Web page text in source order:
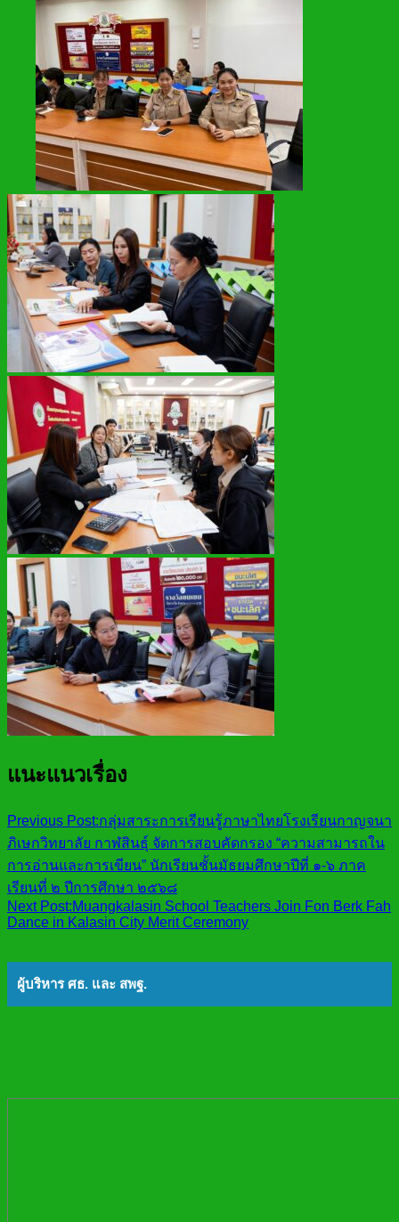
แนะแนวเรื่อง
Previous Post:กลุ่มสาระการเรียนรู้ภาษาไทยโรงเรียนกาญจนา
ภิเษกวิทยาลัย กาฬสินธุ์ จัดการสอบคัดกรอง “ความสามารถใน
การอ่านและการเขียน” นักเรียนชั้นมัธยมศึกษาปีที่ ๑-๖ ภาค
เรียนที่ ๒ ปีการศึกษา ๒๕๖๘
Next Post:Muangkalasin School Teachers Join Fon Berk Fah
Dance in Kalasin City Merit Ceremony
ผู้บริหาร ศธ. และ สพฐ.